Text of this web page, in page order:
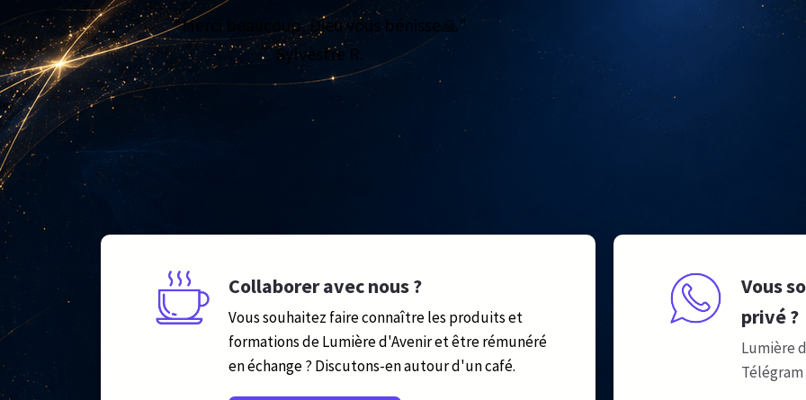
"Merci beaucoup, Dieu vous bénisse🙏"
Sylvèstre R.
Collaborer avec nous ?
Vous souhaitez faire connaître les produits et
formations de Lumière d'Avenir et être rémunéré
en échange ? Discutons-en autour d'un café.
Vous
privé ?
Lumière